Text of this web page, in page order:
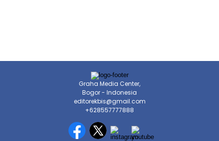
Graha Media Center,
Bogor - Indonesia
editorekbis@gmail.com
+628557777888